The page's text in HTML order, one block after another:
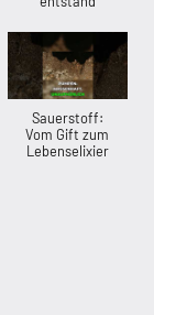
Sauerstoff:
Vom Gift zum
Lebenselixier